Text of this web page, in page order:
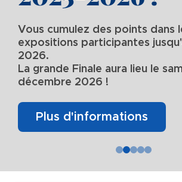
Vous cumulez des points dans
expositions participantes
2026.
La grande Finale aura lieu le
décembre 2026 !
Plus d'informations